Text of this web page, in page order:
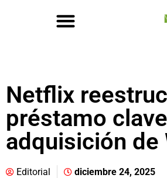
Netflix
préstamo
adquisición de
Editorial diciembre 24, 2025